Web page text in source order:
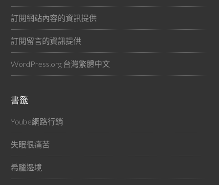
訂閱網站內容的資訊提供
訂閱留言的資訊提供
WordPress.org 台灣繁體中文
書籤
Yoube網路行銷
失眠很痛苦
希臘邊境